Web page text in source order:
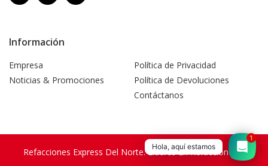
Información
Empresa
Noticias & Promociones
Política de Privacidad
Política de Devoluciones
Contáctanos
Refacciones Express Del Norte. Líderes En Refacciones Y
Hola, aquí estamos
1